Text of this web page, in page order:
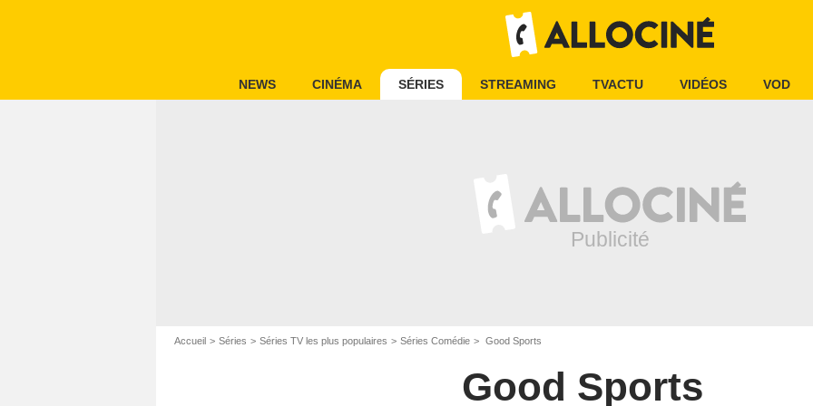
NEWS CINÉMA SÉRIES STREAMING TVACTU VIDÉOS VOD
Accueil Séries Séries TV les plus populaires Séries Comédie Good Sports
Good Sports